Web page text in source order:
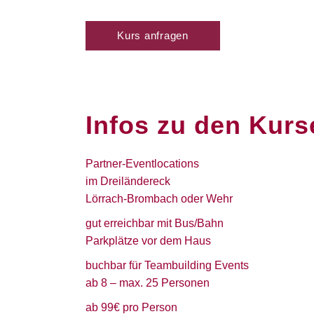
Kurs anfragen
Infos zu den
Partner-Eventlocations
im Dreiländereck
Lörrach-Brombach oder Wehr
gut erreichbar mit Bus/Bahn
Parkplätze vor dem Haus
buchbar für Teambuilding Events
ab 8 – max. 25 Personen
ab 99€ pro Person